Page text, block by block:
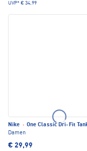
UVP* € 34,99
Nike · One Classic Dri-Fit
Damen
€ 29,99